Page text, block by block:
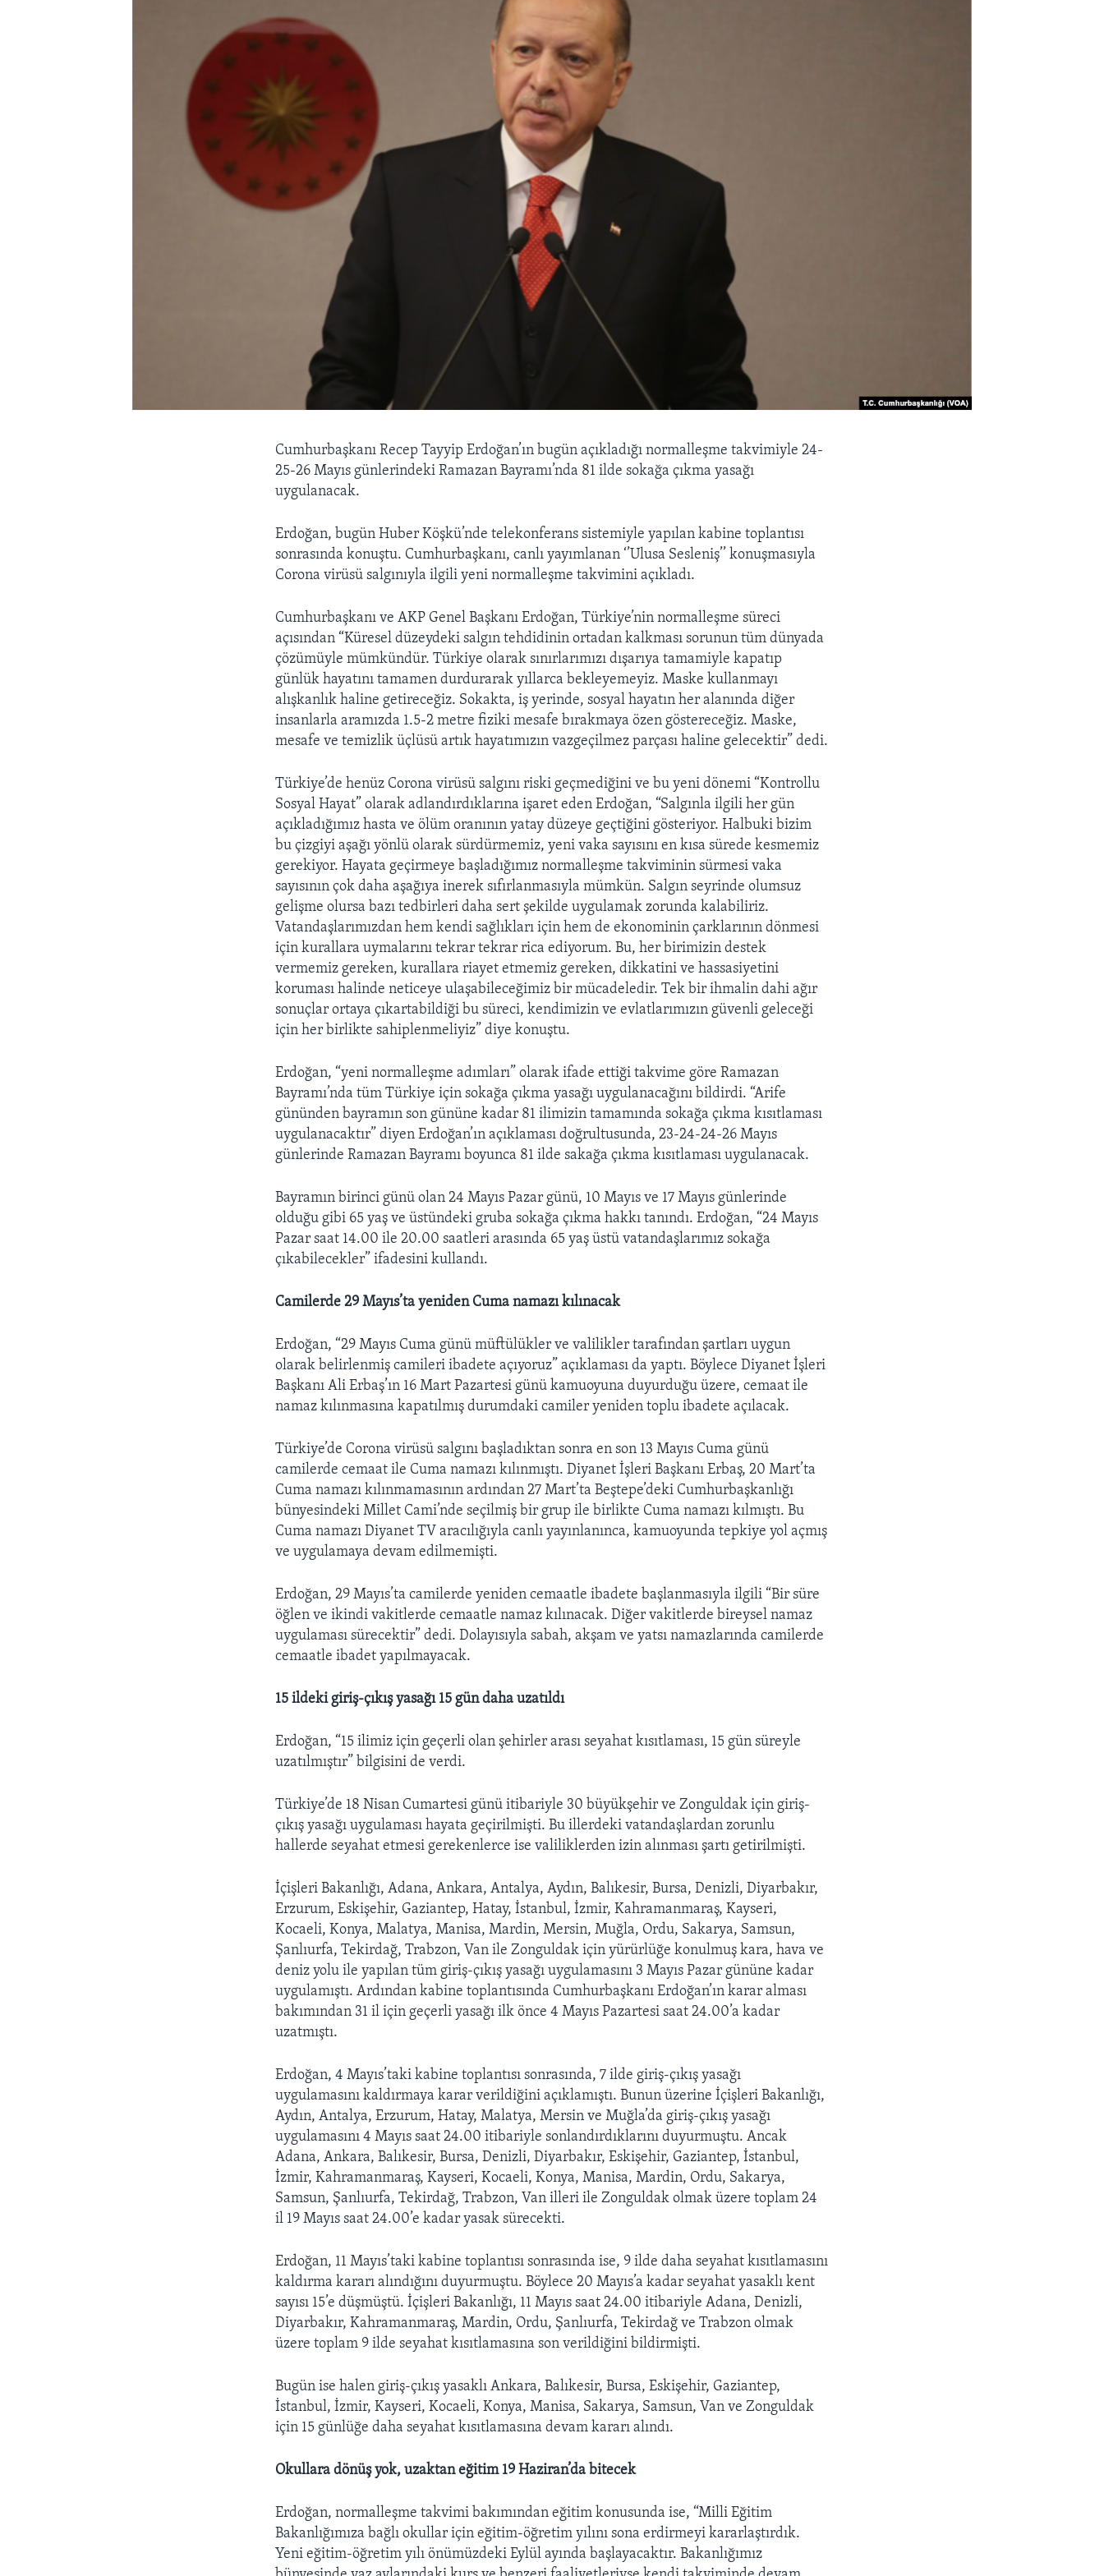
Cumhurbaşkanı Recep Tayyip Erdoğan’ın bugün açıkladığı normalleşme takvimiyle 24-
25-26 Mayıs günlerindeki Ramazan Bayramı’nda 81 ilde sokağa çıkma yasağı
uygulanacak.
Erdoğan, bugün Huber Köşkü’nde telekonferans sistemiyle yapılan kabine toplantısı
sonrasında konuştu. Cumhurbaşkanı, canlı yayımlanan ‘’Ulusa Sesleniş’’ konuşmasıyla
Corona virüsü salgınıyla ilgili yeni normalleşme takvimini açıkladı.
Cumhurbaşkanı ve AKP Genel Başkanı Erdoğan, Türkiye’nin normalleşme süreci
açısından “Küresel düzeydeki salgın tehdidinin ortadan kalkması sorunun tüm dünyada
çözümüyle mümkündür. Türkiye olarak sınırlarımızı dışarıya tamamiyle kapatıp
günlük hayatını tamamen durdurarak yıllarca bekleyemeyiz. Maske kullanmayı
alışkanlık haline getireceğiz. Sokakta, iş yerinde, sosyal hayatın her alanında diğer
insanlarla aramızda 1.5-2 metre fiziki mesafe bırakmaya özen göstereceğiz. Maske,
mesafe ve temizlik üçlüsü artık hayatımızın vazgeçilmez parçası haline gelecektir” dedi.
Türkiye’de henüz Corona virüsü salgını riski geçmediğini ve bu yeni dönemi “Kontrollu
Sosyal Hayat” olarak adlandırdıklarına işaret eden Erdoğan, “Salgınla ilgili her gün
açıkladığımız hasta ve ölüm oranının yatay düzeye geçtiğini gösteriyor. Halbuki bizim
bu çizgiyi aşağı yönlü olarak sürdürmemiz, yeni vaka sayısını en kısa sürede kesmemiz
gerekiyor. Hayata geçirmeye başladığımız normalleşme takviminin sürmesi vaka
sayısının çok daha aşağıya inerek sıfırlanmasıyla mümkün. Salgın seyrinde olumsuz
gelişme olursa bazı tedbirleri daha sert şekilde uygulamak zorunda kalabiliriz.
Vatandaşlarımızdan hem kendi sağlıkları için hem de ekonominin çarklarının dönmesi
için kurallara uymalarını tekrar tekrar rica ediyorum. Bu, her birimizin destek
vermemiz gereken, kurallara riayet etmemiz gereken, dikkatini ve hassasiyetini
koruması halinde neticeye ulaşabileceğimiz bir mücadeledir. Tek bir ihmalin dahi ağır
sonuçlar ortaya çıkartabildiği bu süreci, kendimizin ve evlatlarımızın güvenli geleceği
için her birlikte sahiplenmeliyiz” diye konuştu.
Erdoğan, “yeni normalleşme adımları” olarak ifade ettiği takvime göre Ramazan
Bayramı’nda tüm Türkiye için sokağa çıkma yasağı uygulanacağını bildirdi. “Arife
gününden bayramın son gününe kadar 81 ilimizin tamamında sokağa çıkma kısıtlaması
uygulanacaktır” diyen Erdoğan’ın açıklaması doğrultusunda, 23-24-24-26 Mayıs
günlerinde Ramazan Bayramı boyunca 81 ilde sakağa çıkma kısıtlaması uygulanacak.
Bayramın birinci günü olan 24 Mayıs Pazar günü, 10 Mayıs ve 17 Mayıs günlerinde
olduğu gibi 65 yaş ve üstündeki gruba sokağa çıkma hakkı tanındı. Erdoğan, “24 Mayıs
Pazar saat 14.00 ile 20.00 saatleri arasında 65 yaş üstü vatandaşlarımız sokağa
çıkabilecekler” ifadesini kullandı.
Camilerde 29 Mayıs’ta yeniden Cuma namazı kılınacak
Erdoğan, “29 Mayıs Cuma günü müftülükler ve valilikler tarafından şartları uygun
olarak belirlenmiş camileri ibadete açıyoruz” açıklaması da yaptı. Böylece Diyanet İşleri
Başkanı Ali Erbaş’ın 16 Mart Pazartesi günü kamuoyuna duyurduğu üzere, cemaat ile
namaz kılınmasına kapatılmış durumdaki camiler yeniden toplu ibadete açılacak.
Türkiye’de Corona virüsü salgını başladıktan sonra en son 13 Mayıs Cuma günü
camilerde cemaat ile Cuma namazı kılınmıştı. Diyanet İşleri Başkanı Erbaş, 20 Mart’ta
Cuma namazı kılınmamasının ardından 27 Mart’ta Beştepe’deki Cumhurbaşkanlığı
bünyesindeki Millet Cami’nde seçilmiş bir grup ile birlikte Cuma namazı kılmıştı. Bu
Cuma namazı Diyanet TV aracılığıyla canlı yayınlanınca, kamuoyunda tepkiye yol açmış
ve uygulamaya devam edilmemişti.
Erdoğan, 29 Mayıs’ta camilerde yeniden cemaatle ibadete başlanmasıyla ilgili “Bir süre
öğlen ve ikindi vakitlerde cemaatle namaz kılınacak. Diğer vakitlerde bireysel namaz
uygulaması sürecektir” dedi. Dolayısıyla sabah, akşam ve yatsı namazlarında camilerde
cemaatle ibadet yapılmayacak.
15 ildeki giriş-çıkış yasağı 15 gün daha uzatıldı
Erdoğan, “15 ilimiz için geçerli olan şehirler arası seyahat kısıtlaması, 15 gün süreyle
uzatılmıştır” bilgisini de verdi.
Türkiye’de 18 Nisan Cumartesi günü itibariyle 30 büyükşehir ve Zonguldak için giriş-
çıkış yasağı uygulaması hayata geçirilmişti. Bu illerdeki vatandaşlardan zorunlu
hallerde seyahat etmesi gerekenlerce ise valiliklerden izin alınması şartı getirilmişti.
İçişleri Bakanlığı, Adana, Ankara, Antalya, Aydın, Balıkesir, Bursa, Denizli, Diyarbakır,
Erzurum, Eskişehir, Gaziantep, Hatay, İstanbul, İzmir, Kahramanmaraş, Kayseri,
Kocaeli, Konya, Malatya, Manisa, Mardin, Mersin, Muğla, Ordu, Sakarya, Samsun,
Şanlıurfa, Tekirdağ, Trabzon, Van ile Zonguldak için yürürlüğe konulmuş kara, hava ve
deniz yolu ile yapılan tüm giriş-çıkış yasağı uygulamasını 3 Mayıs Pazar gününe kadar
uygulamıştı. Ardından kabine toplantısında Cumhurbaşkanı Erdoğan’ın karar alması
bakımından 31 il için geçerli yasağı ilk önce 4 Mayıs Pazartesi saat 24.00’a kadar
uzatmıştı.
Erdoğan, 4 Mayıs’taki kabine toplantısı sonrasında, 7 ilde giriş-çıkış yasağı
uygulamasını kaldırmaya karar verildiğini açıklamıştı. Bunun üzerine İçişleri Bakanlığı,
Aydın, Antalya, Erzurum, Hatay, Malatya, Mersin ve Muğla’da giriş-çıkış yasağı
uygulamasını 4 Mayıs saat 24.00 itibariyle sonlandırdıklarını duyurmuştu. Ancak
Adana, Ankara, Balıkesir, Bursa, Denizli, Diyarbakır, Eskişehir, Gaziantep, İstanbul,
İzmir, Kahramanmaraş, Kayseri, Kocaeli, Konya, Manisa, Mardin, Ordu, Sakarya,
Samsun, Şanlıurfa, Tekirdağ, Trabzon, Van illeri ile Zonguldak olmak üzere toplam 24
il 19 Mayıs saat 24.00’e kadar yasak sürecekti.
Erdoğan, 11 Mayıs’taki kabine toplantısı sonrasında ise, 9 ilde daha seyahat kısıtlamasını
kaldırma kararı alındığını duyurmuştu. Böylece 20 Mayıs’a kadar seyahat yasaklı kent
sayısı 15’e düşmüştü. İçişleri Bakanlığı, 11 Mayıs saat 24.00 itibariyle Adana, Denizli,
Diyarbakır, Kahramanmaraş, Mardin, Ordu, Şanlıurfa, Tekirdağ ve Trabzon olmak
üzere toplam 9 ilde seyahat kısıtlamasına son verildiğini bildirmişti.
Bugün ise halen giriş-çıkış yasaklı Ankara, Balıkesir, Bursa, Eskişehir, Gaziantep,
İstanbul, İzmir, Kayseri, Kocaeli, Konya, Manisa, Sakarya, Samsun, Van ve Zonguldak
için 15 günlüğe daha seyahat kısıtlamasına devam kararı alındı.
Okullara dönüş yok, uzaktan eğitim 19 Haziran’da bitecek
Erdoğan, normalleşme takvimi bakımından eğitim konusunda ise, “Milli Eğitim
Bakanlığımıza bağlı okullar için eğitim-öğretim yılını sona erdirmeyi kararlaştırdık.
Yeni eğitim-öğretim yılı önümüzdeki Eylül ayında başlayacaktır. Bakanlığımız